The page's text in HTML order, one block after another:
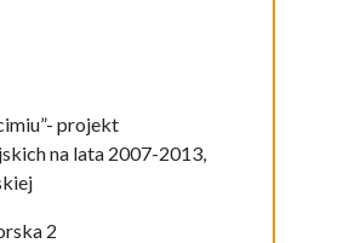
projekt
na lata 2007-2013,
2